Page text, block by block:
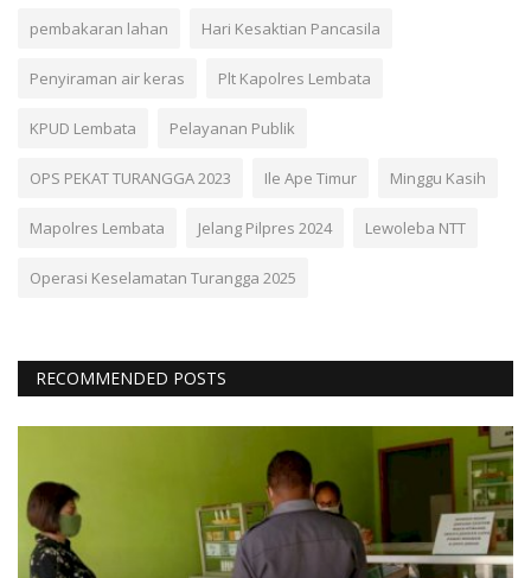
pembakaran lahan Hari Kesaktian Pancasila
Penyiraman air keras Plt Kapolres Lembata
KPUD Lembata Pelayanan Publik
OPS PEKAT TURANGGA 2023 Ile Ape Timur Minggu Kasih
Mapolres Lembata Jelang Pilpres 2024 Lewoleba NTT
Operasi Keselamatan Turangga 2025
RECOMMENDED POSTS